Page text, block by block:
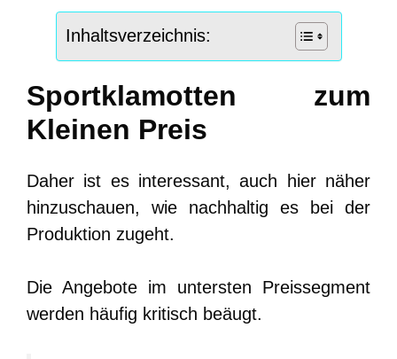
Inhaltsverzeichnis:
Sportklamotten zum
Kleinen Preis
Daher ist es interessant, auch hier näher
hinzuschauen, wie nachhaltig es bei der
Produktion zugeht.
Die Angebote im untersten Preissegment
werden häufig kritisch beäugt.